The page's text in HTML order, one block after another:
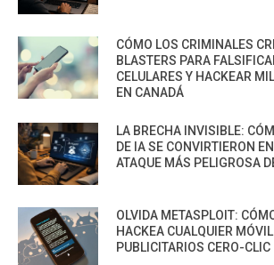
CÓMO LOS CRIMINALES
BLASTERS PARA
CELULARES Y HACKEAR
EN CANADÁ
LA BRECHA INVISIBLE:
DE IA SE CONVIRTIERON
ATAQUE MÁS PELIGROSA
OLVIDA METASPLOIT:
HACKEA CUALQUIER
PUBLICITARIOS CERO-CLIC